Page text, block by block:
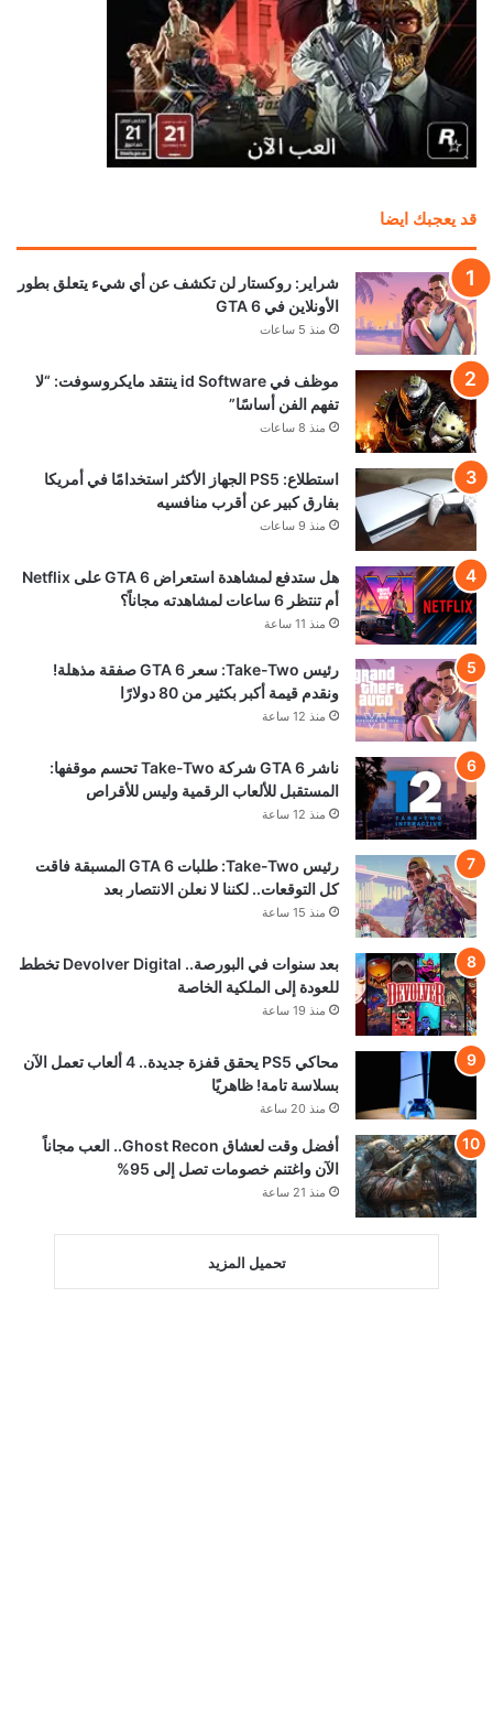
قد يعجبك ايضا
شراير: روكستار لن تكشف عن أي شيء يتعلق بطور
الأونلاين في GTA 6
منذ 5 ساعات
موظف في id Software ينتقد مايكروسوفت: “لا
تفهم الفن أساسًا”
منذ 8 ساعات
استطلاع: PS5 الجهاز الأكثر استخدامًا في أمريكا
بفارق كبير عن أقرب منافسيه
منذ 9 ساعات
هل ستدفع لمشاهدة استعراض GTA 6 على Netflix
أم تنتظر 6 ساعات لمشاهدته مجاناً؟
منذ 11 ساعة
رئيس Take-Two: سعر GTA 6 صفقة مذهلة!
ونقدم قيمة أكبر بكثير من 80 دولارًا
منذ 12 ساعة
ناشر GTA 6 شركة Take-Two تحسم موقفها:
المستقبل للألعاب الرقمية وليس للأقراص
منذ 12 ساعة
رئيس Take-Two: طلبات GTA 6 المسبقة فاقت
كل التوقعات.. لكننا لا نعلن الانتصار بعد
منذ 15 ساعة
بعد سنوات في البورصة.. Devolver Digital تخطط
للعودة إلى الملكية الخاصة
منذ 19 ساعة
محاكي PS5 يحقق قفزة جديدة.. 4 ألعاب تعمل الآن
بسلاسة تامة! ظاهريًا
منذ 20 ساعة
أفضل وقت لعشاق Ghost Recon.. العب مجاناً
الآن واغتنم خصومات تصل إلى 95%
منذ 21 ساعة
تحميل المزيد